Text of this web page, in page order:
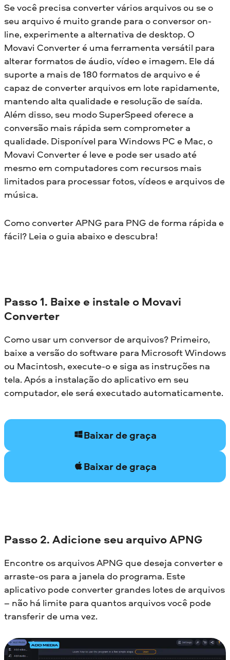
Se você precisa converter vários arquivos ou se o
seu arquivo é muito grande para o conversor on-
line, experimente a alternativa de desktop. O
Movavi Converter é uma ferramenta versátil para
alterar formatos de áudio, vídeo e imagem. Ele dá
suporte a mais de 180 formatos de arquivo e é
capaz de converter arquivos em lote rapidamente,
mantendo alta qualidade e resolução de saída.
Além disso, seu modo SuperSpeed oferece a
conversão mais rápida sem comprometer a
qualidade. Disponível para Windows PC e Mac, o
Movavi Converter é leve e pode ser usado até
mesmo em computadores com recursos mais
limitados para processar fotos, vídeos e arquivos de
música.
Como converter APNG para PNG de forma rápida e
fácil? Leia o guia abaixo e descubra!
Passo 1. Baixe e instale o Movavi
Converter
Como usar um conversor de arquivos? Primeiro,
baixe a versão do software para Microsoft Windows
ou Macintosh, execute-o e siga as instruções na
tela. Após a instalação do aplicativo em seu
computador, ele será executado automaticamente.
Baixar de graça
Baixar de graça
Passo 2. Adicione seu arquivo APNG
Encontre os arquivos APNG que deseja converter e
arraste-os para a janela do programa. Este
aplicativo pode converter grandes lotes de arquivos
– não há limite para quantos arquivos você pode
transferir de uma vez.